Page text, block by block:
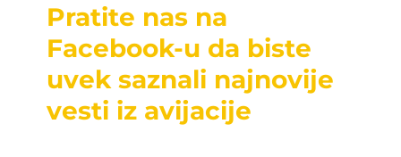
Pratite nas na
Facebook-u da biste
uvek saznali najnovije
vesti iz avijacije